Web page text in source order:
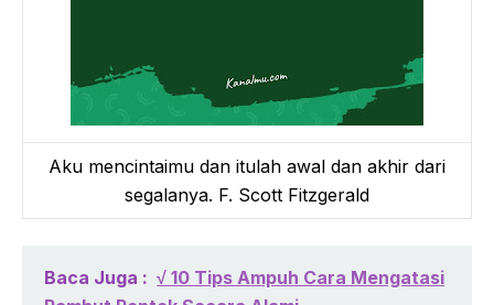
Aku mencintaimu dan itulah awal dan akhir dari
segalanya. F. Scott Fitzgerald
Baca Juga : √ 10 Tips Ampuh Cara Mengatasi